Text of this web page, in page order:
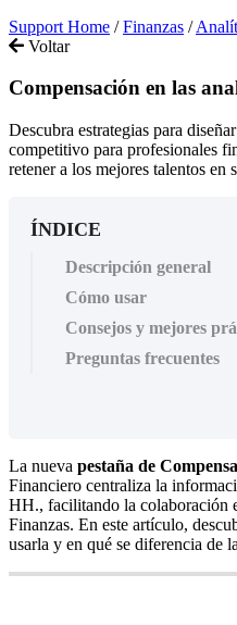
Support Home / Finanzas /
Voltar
Compensación en las
Descubra estrategias para
competitivo para profesionales
retener a los mejores talentos en
ÍNDICE
Descripción general
Cómo usar
Consejos y mejores
Preguntas frecuentes
La nueva pestaña de
Financiero centraliza la informaci
HH., facilitando la colaboración
Finanzas. En este artículo,
usarla y en qué se diferencia de la